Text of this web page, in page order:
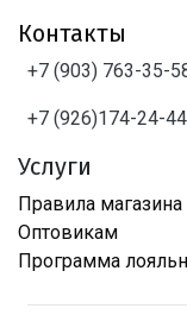
Контакты
+7 (903) 763-35-
+7 (926)174-24-44
Услуги
Правила магазина
Оптовикам
Программа